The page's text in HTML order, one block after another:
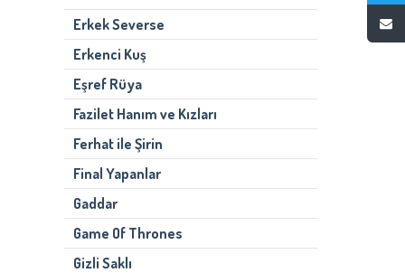
Erkek Severse
Erkenci Kuş
Eşref Rüya
Fazilet Hanım ve Kızları
Ferhat ile Şirin
Final Yapanlar
Gaddar
Game Of Thrones
Gizli Saklı